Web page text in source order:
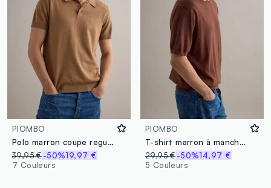
PIOMBO
Polo marron coupe regular en mélange de coton, lin et soie
39,95 €-50%19,97 €
7 Couleurs
PIOMBO
T-shirt marron à manches courtes, coupe classique en mélange de coton, lin et soie
29,95 € -50%14,97 €
5 Couleurs